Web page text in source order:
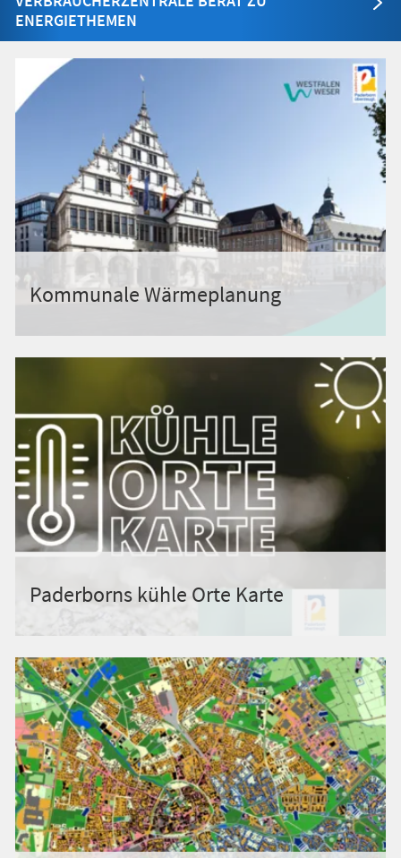
ENERGIETHEMEN
Kommunale Wärmeplanung
Paderborns kühle Orte Karte